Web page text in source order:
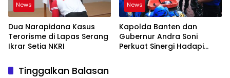
News
Dua Narapidana Kasus
Terorisme di Lapas Serang
Ikrar Setia NKRI
News
Kapolda Banten dan
Gubernur Andra Soni
Perkuat Sinergi Hadapi
Tinggalkan Balasan